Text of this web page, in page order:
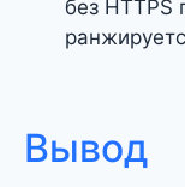
без HTTPS
Вывод